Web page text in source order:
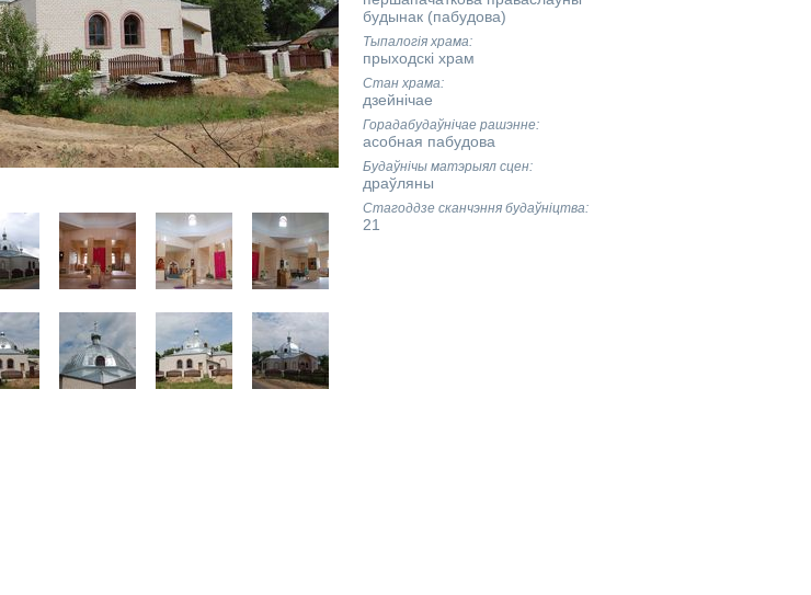
будынак (пабудова)
Тыпалогія храма
прыходскі храм
Стан храма
дзейнічае
Горадабудаўнічае рашэнне
асобная пабудова
Будаўнічы матэрыял сцен
драўляны
Стагоддзе сканчэння будаўніцтва
21